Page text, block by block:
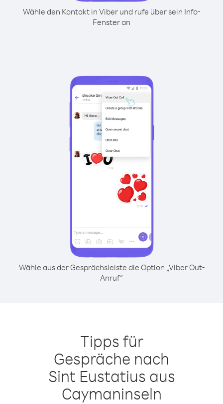
Wähle den Kontakt in Viber und rufe über sein Info-
Fenster an
Wähle aus der Gesprächsleiste die Option „Viber Out-
Anruf“
Tipps für
Gespräche nach
Sint Eustatius aus
Caymaninseln